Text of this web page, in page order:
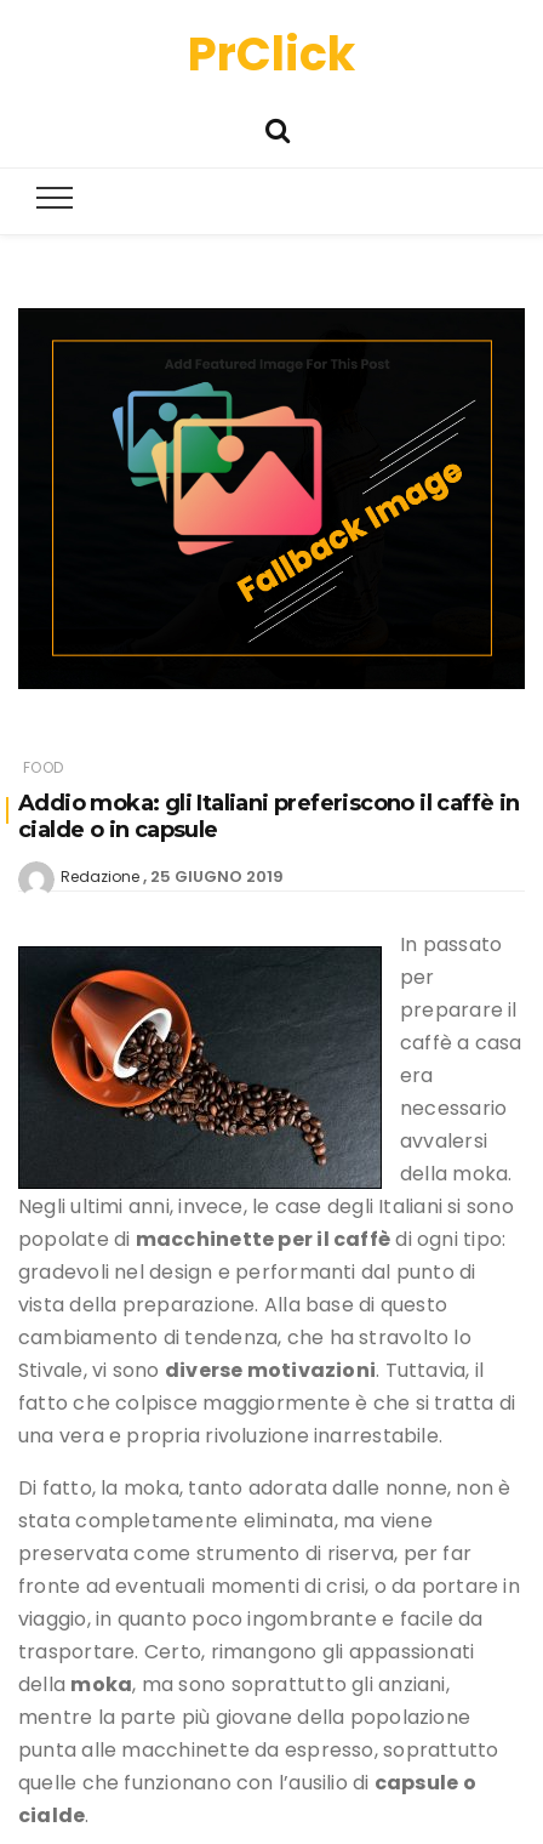
PrClick
FOOD
Addio moka: gli Italiani preferiscono il caffè in
cialde o in capsule
Redazione 25 GIUGNO 2019
In passato
per
preparare il
caffè a casa
era
necessario
avvalersi
della moka.
Negli ultimi anni, invece, le case degli Italiani si sono
popolate di macchinette per il caffèdi ogni tipo:
gradevoli nel design e performanti dal punto di
vista della preparazione. Alla base di questo
cambiamento di tendenza, che ha stravolto lo
Stivale, vi sono diverse motivazioni. Tuttavia, il
fatto che colpisce maggiormente è che si tratta di
una vera e propria rivoluzione inarrestabile.
Di fatto, la moka, tanto adorata dalle nonne, non è
stata completamente eliminata, ma viene
preservata come strumento di riserva, per far
fronte ad eventuali momenti di crisi, o da portare in
viaggio, in quanto poco ingombrante e facile da
trasportare. Certo, rimangono gli appassionati
della moka, ma sono soprattutto gli anziani,
mentre la parte più giovane della popolazione
punta alle macchinette da espresso, soprattutto
quelle che funzionano con l’ausilio di capsule o
cialde.